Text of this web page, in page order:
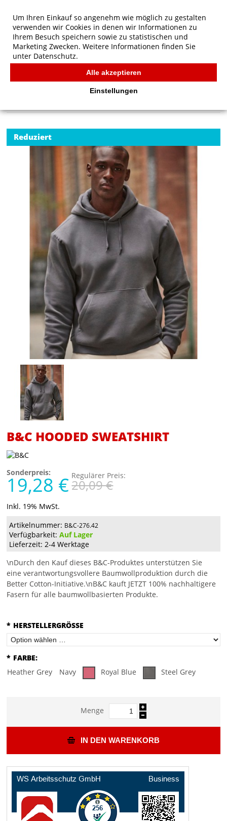
B&C Hooded Sweatshirt
Reduziert
B&C HOODED SWEATSHIRT
Sonderpreis:
19,28 € Regulärer Preis:
20,09 €
Inkl. 19% MwSt.
Artikelnummer: B&C-276.42
Verfügbarkeit:Auf Lager
Lieferzeit: 2-4 Werktage
\nDurch den Kauf dieses B&C-Produktes unterstützen Sie
eine verantwortungsvollere Baumwollproduktion durch die
Better Cotton-Initiative.\nB&C kauft JETZT 100% nachhaltigere
Fasern für alle baumwollbasierten Produkte.
* HERSTELLERGRÖSSE
* FARBE:
Heather Grey
Navy Royal Blue Steel Grey
Menge
IN DEN WARENKORB
Um Ihren Einkauf so angenehm wie möglich zu gestalten
verwenden wir Cookies in denen wir Informationen zu
Ihrem Besuch speichern sowie zu statistischen und
Marketing Zwecken. Weitere Informationen finden Sie
unter Datenschutz.
Alle akzeptieren
Einstellungen